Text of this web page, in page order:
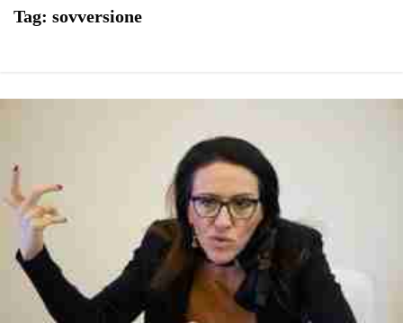
Tag: sovversione